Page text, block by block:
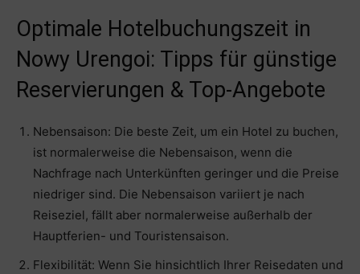
Optimale Hotelbuchungszeit in
Nowy Urengoi: Tipps für günstige
Reservierungen & Top-Angebote
Nebensaison: Die beste Zeit, um ein Hotel zu buchen,
ist normalerweise die Nebensaison, wenn die
Nachfrage nach Unterkünften geringer und die Preise
niedriger sind. Die Nebensaison variiert je nach
Reiseziel, fällt aber normalerweise außerhalb der
Hauptferien- und Touristensaison.
Flexibilität: Wenn Sie hinsichtlich Ihrer Reisedaten und